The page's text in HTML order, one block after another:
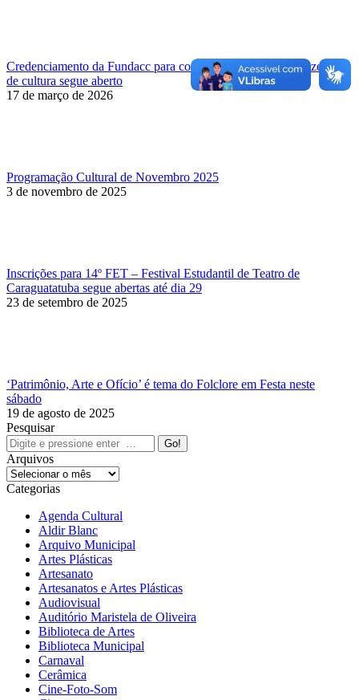
Credenciamento da Fundacc para contratação de artistas e fazedores
de cultura segue aberto
17 de março de 2026
Programação Cultural de Novembro 2025
3 de novembro de 2025
Inscrições para 14º FET – Festival Estudantil de Teatro de
Caraguatatuba segue abertas até dia 29
23 de setembro de 2025
‘Patrimônio, Arte e Ofício’ é tema do Folclore em Festa neste
sábado
19 de agosto de 2025
Pesquisar
Search:
Arquivos
Arquivos
Categorias
Agenda Cultural
Aldir Blanc
Arquivo Municipal
Artes Plásticas
Artesanato
Artesanatos e Artes Plásticas
Audiovisual
Auditório Maristela de Oliveira
Biblioteca de Artes
Biblioteca Municipal
Carnaval
Cerâmica
Cine-Foto-Som